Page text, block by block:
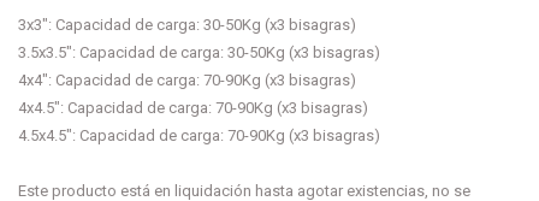
3x3": Capacidad de carga: 30-50Kg (x3 bisagras)
3.5x3.5": Capacidad de carga: 30-50Kg (x3 bisagras)
4x4": Capacidad de carga: 70-90Kg (x3 bisagras)
4x4.5": Capacidad de carga: 70-90Kg (x3 bisagras)
4.5x4.5": Capacidad de carga: 70-90Kg (x3 bisagras)
Este producto está en liquidación hasta agotar existencias, no se